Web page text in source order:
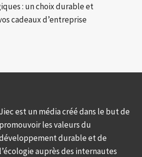
: un choix durable et
cadeaux d’entreprise
Jiec est un média créé dans le but de
promouvoir les valeurs du
durable et de
l’écologie auprès des internautes